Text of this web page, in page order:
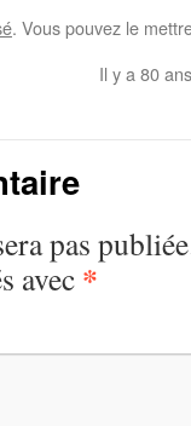
. Vous pouvez le
Il y a 80
pas
avec *